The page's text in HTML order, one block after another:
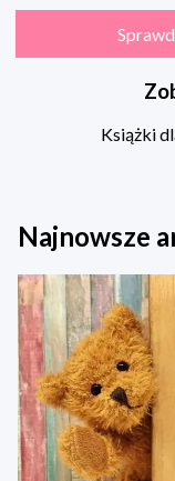
Książki
Najnowsze